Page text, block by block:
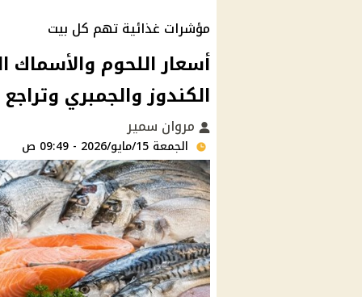
مؤشرات غذائية تهم كل بيت
الكندوز والجمبري
مروان سمير
الجمعة 15/مايو/2026 - 09:49 ص